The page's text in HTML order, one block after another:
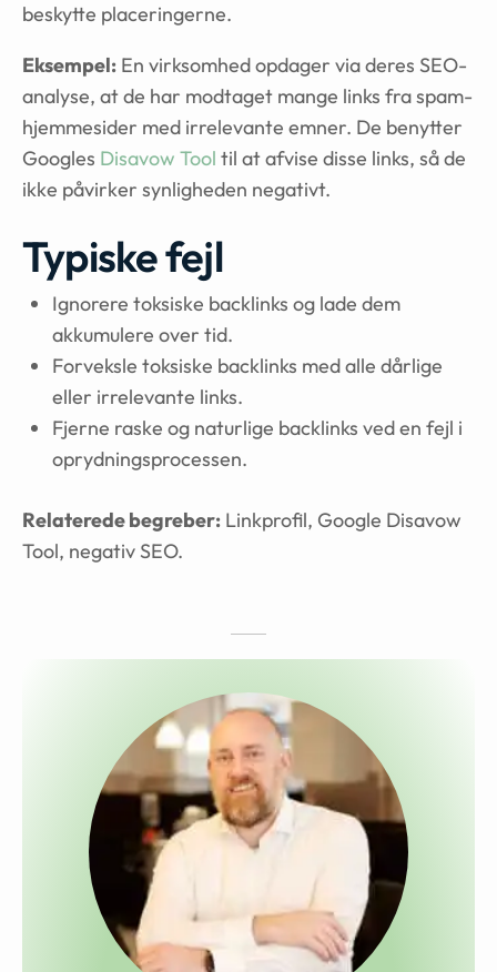
beskytte placeringerne.
Eksempel: En virksomhed opdager via deres SEO-
analyse, at de har modtaget mange links fra spam-
hjemmesider med irrelevante emner. De benytter
Googles Disavow Tool til at afvise disse links, så de
ikke påvirker synligheden negativt.
Typiske fejl
Ignorere toksiske backlinks og lade dem
akkumulere over tid.
Forveksle toksiske backlinks med alle dårlige
eller irrelevante links.
Fjerne raske og naturlige backlinks ved en fejl i
oprydningsprocessen.
Relaterede begreber: Linkprofil, Google Disavow
Tool, negativ SEO.